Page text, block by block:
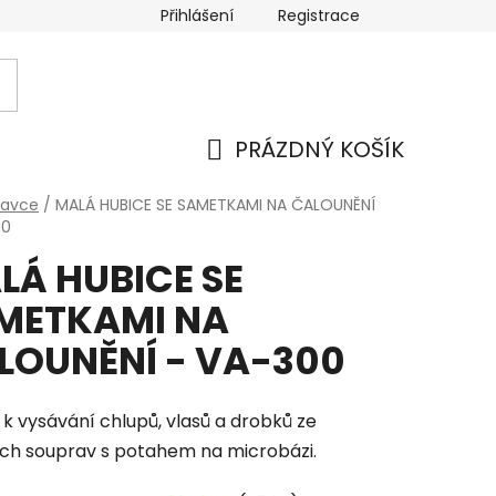
Přihlášení Registrace
PRÁZDNÝ KOŠÍK
/ MALÁ HUBICE SE SAMETKAMI NA ČALOUNĚNÍ
HUBICE SE
NA
- VA-300
vysávání chlupů, vlasů a drobků ze
souprav s potahem na microbázi.